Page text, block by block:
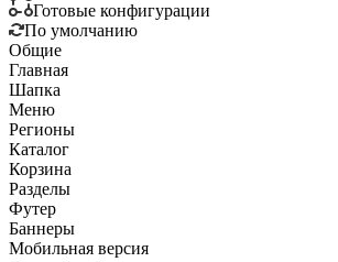
Готовые конфигурации
По умолчанию
Общие
Главная
Шапка
Меню
Регионы
Каталог
Корзина
Разделы
Футер
Баннеры
Мобильная версия